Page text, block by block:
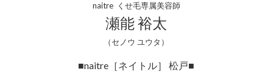
naitre くせ毛専属美容師
瀬能 裕太
（セノウ ユウタ）
■naitre［ネイトル］ 松戸■